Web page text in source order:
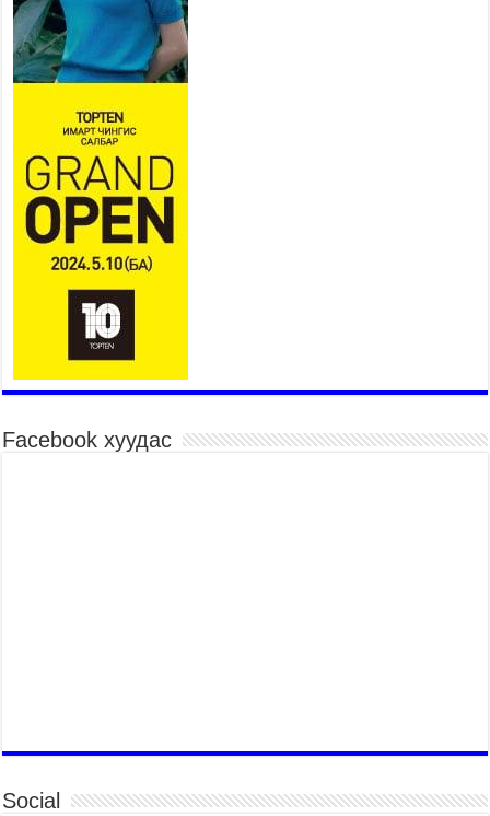
НИЙСЛЭЛ, АЙМГИЙН
УДИРДЛАГУУДЫН АЖЛЫГ
ХҮНД СУРТЛЫГ БУУРУУЛЖ,
ИРГЭД, АЖ АХУЙН НЭГЖИЙН
АЧААГ ХЭРХЭН ХӨНГӨЛСНӨӨР ДҮГНЭНЭ
2026 оны 7 сар 21 / 10 цаг 09 минут
Байнгын хорооны дарга М.Мандхай Цөлжилттэй
тэмцэх тухай НҮБ-ын конвенцын талуудын 17
дугаар бага хурал (СОР17)-ын бэлтгэл ажлын
явцтай танилцлаа
2026 оны 7 сар 21 / 10 цаг 03 минут
Б.Пүрэвдагва: Бүтээн байгуулалтын аливаа
уялдаа холбоогүйгээс саатах ёсгүй
2026 оны 7 сар 20 / 17 цаг 21 минут
“Сэлбэ 20 минутын хот” төслийн анхны 12
давхар барилгын үндсэн карказ, цутгалтын ажил
дууслаа
зайлуулах хоолойтой, явган хүний болон дугуйн
замтай байлгах стандарт мөрдөнө
Facebook хуудас
Social